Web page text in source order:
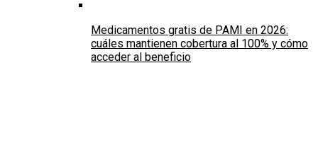
Medicamentos gratis de PAMI en 2026:
cuáles mantienen cobertura al 100% y cómo
acceder al beneficio